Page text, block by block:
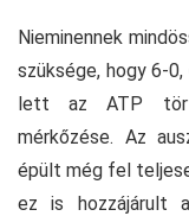
Nieminennek
szüksége, hogy 6-
lett az ATP
mérkőzése. Az
épült még fel
ez is hozzájárult